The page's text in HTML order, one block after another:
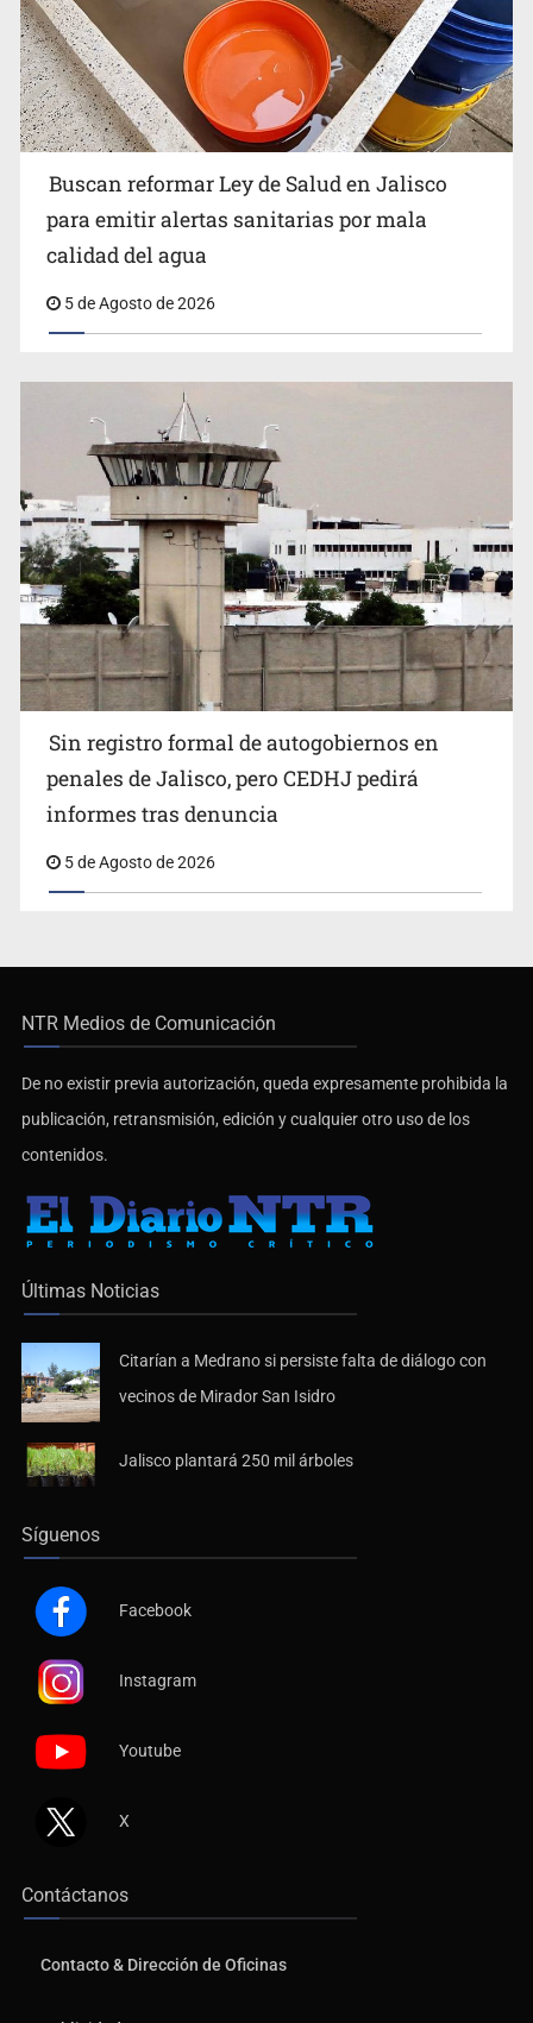
Citarían a Medrano si persiste falta de diálogo con
vecinos de Mirador San Isidro
Buscan reformar Ley de Salud en Jalisco
para emitir alertas sanitarias por mala
calidad del agua
5 de Agosto de 2026
Sin registro formal de autogobiernos en
penales de Jalisco, pero CEDHJ pedirá
informes tras denuncia
5 de Agosto de 2026
NTR Medios de Comunicación
De no existir previa autorización, queda expresamente prohibida la
publicación, retransmisión, edición y cualquier otro uso de los
contenidos.
Últimas Noticias
Citarían a Medrano si persiste falta de diálogo con
vecinos de Mirador San Isidro
Jalisco plantará 250 mil árboles
Síguenos
Facebook
Instagram
Youtube
X
Contáctanos
Contacto & Dirección de Oficinas